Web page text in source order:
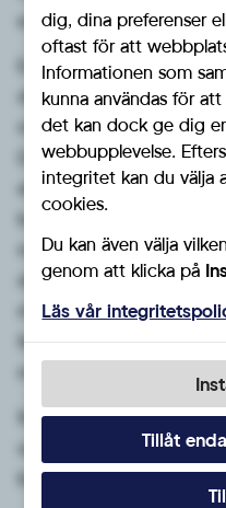
enskild resenär istället får
En motion från
där bl.a ett
något parti, inte ens av
Däremot uppstod en
eller anses besvarad.
borde anses besvarad,
motionens riktning redan
det inte logiskt besluta
röstade vi således med
Sverigedemokraternas
majoritet för att anse
Som kuriosa var
under kvällen som fick
bifallna.
dig, dina preferenser
oftast för att
Informationen som
kunna användas för
det kan dock ge dig
webbupplevelse.
integritet kan du välja
cookies.
Du kan även välja
genom att klicka på
Läs vår
Tillåt